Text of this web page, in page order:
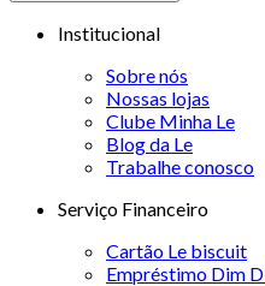
Institucional
Sobre nós
Nossas lojas
Clube Minha Le
Blog da Le
Trabalhe conosco
Serviço Financeiro
Cartão Le biscuit
Empréstimo Dim